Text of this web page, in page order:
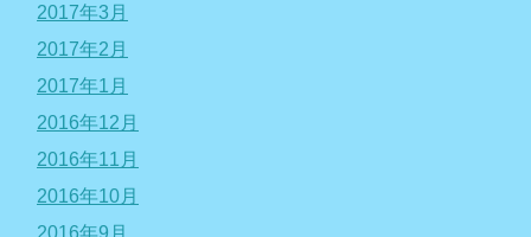
2017年3月
2017年2月
2017年1月
2016年12月
2016年11月
2016年10月
2016年9月